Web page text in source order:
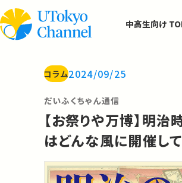
中高生向け
コラム2024/09/25
だいふくちゃん通信
【お祭りや万博】明治
はどんな風に開催し